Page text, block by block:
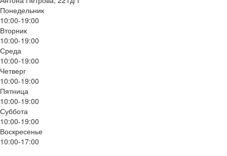
Понедельник
10:00-19:00
Вторник
10:00-19:00
Среда
10:00-19:00
Четверг
10:00-19:00
Пятница
10:00-19:00
Суббота
10:00-19:00
Воскресенье
10:00-17:00